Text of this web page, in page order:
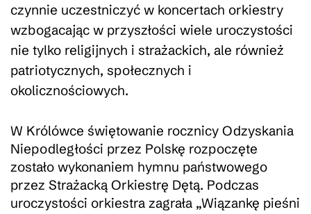
czynnie uczestniczyć w koncertach orkiestry
wzbogacając w przyszłości wiele uroczystości
nie tylko religijnych i strażackich, ale również
patriotycznych, społecznych i
okolicznościowych.
W Królówce świętowanie rocznicy Odzyskania
Niepodległości przez Polskę rozpoczęte
zostało wykonaniem hymnu państwowego
przez Strażacką Orkiestrę Dętą. Podczas
uroczystości orkiestra zagrała „Wiązankę pieśni